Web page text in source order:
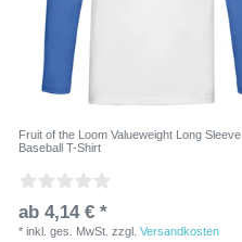
Fruit of the Loom Valueweight Long Sleeve
Baseball T-Shirt
ab 4,14 € *
*inkl. ges. MwSt. zzgl.Versandkosten